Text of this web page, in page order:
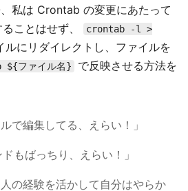
私は Crontab の変更にあたって
ことはせず、
crontab -l >
ルにリダイレクトし、ファイルを
${ファイル名}
で反映させる方法を
で編集してる、えらい！」
もばっちり、えらい！」
人の経験を活かして自分はやらか